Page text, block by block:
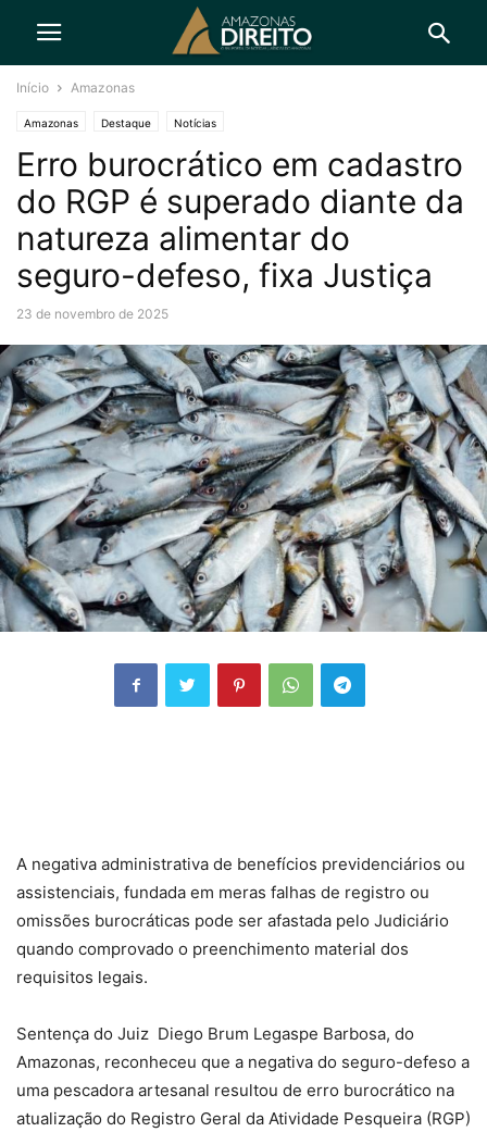
Início Amazonas
Amazonas Destaque Notícias
Erro burocrático em cadastro
do RGP é superado diante da
natureza alimentar do
seguro-defeso, fixa Justiça
23 de novembro de 2025
A negativa administrativa de benefícios previdenciários ou
assistenciais, fundada em meras falhas de registro ou
omissões burocráticas pode ser afastada pelo Judiciário
quando comprovado o preenchimento material dos
requisitos legais.
Sentença do Juiz Diego Brum Legaspe Barbosa, do
Amazonas, reconheceu que a negativa do seguro-defeso a
uma pescadora artesanal resultou de erro burocrático na
atualização do Registro Geral da Atividade Pesqueira (RGP)